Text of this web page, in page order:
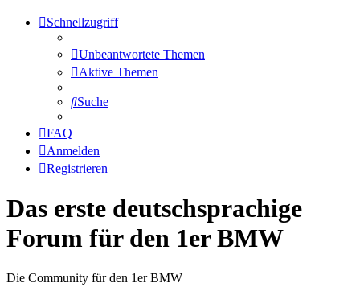
Schnellzugriff
Unbeantwortete Themen
Aktive Themen
Suche
FAQ
Anmelden
Registrieren
Das erste deutschsprachige
Forum für den 1er BMW
Die Community für den 1er BMW